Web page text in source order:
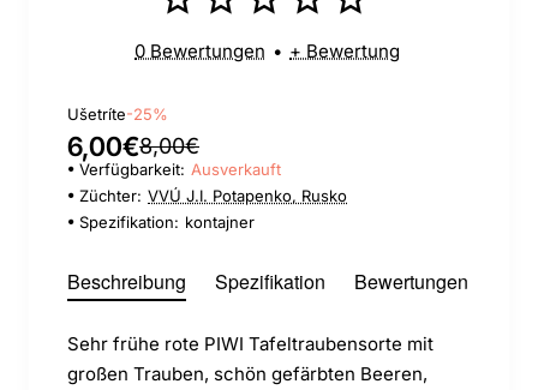
0 Bewertungen • + Bewertung
Ušetríte-25%
6,00€8,00€
Verfügbarkeit: Ausverkauft
Züchter: VVÚ J.I. Potapenko, Rusko
Spezifikation: kontajner
Beschreibung Spezifikation Bewertungen
Sehr frühe rote PIWI Tafeltraubensorte mit
großen Trauben, schön gefärbten Beeren,